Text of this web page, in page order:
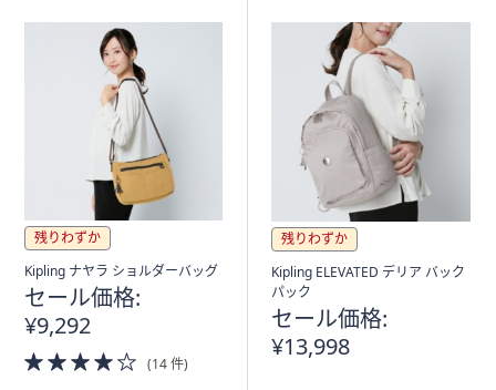
て
閲
覧
で
き
ま
す。
残りわずか
Kipling ナヤラ ショルダーバッグ
セール価格:
¥9,292
4.0
of
(14 件)
残りわずか
Kipling ELEVATED デリア バック
パック
セール価格:
¥13,998